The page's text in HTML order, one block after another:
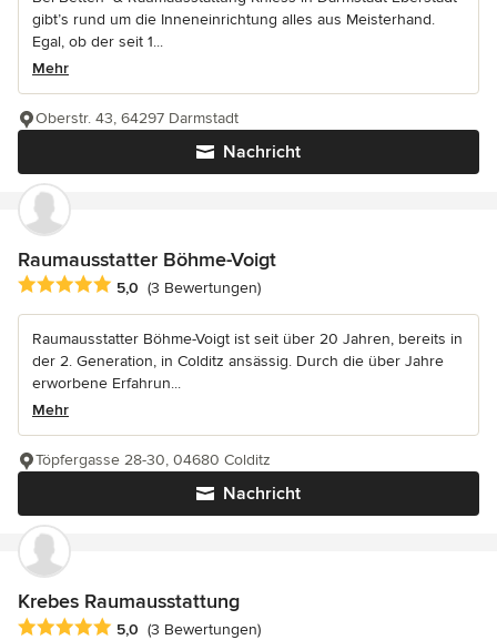
gibt’s rund um die Inneneinrichtung alles aus Meisterhand.
Egal, ob der seit 1...
Mehr
Nachricht
Oberstr. 43, 64297 Darmstadt
Raumausstatter Böhme-Voigt
Durchschnittliche Bewertung: 5 von 5 Sternen
5,0 (3 Bewertungen)
Raumausstatter Böhme-Voigt ist seit über 20 Jahren, bereits in
der 2. Generation, in Colditz ansässig. Durch die über Jahre
erworbene Erfahrun...
Mehr
Nachricht
Töpfergasse 28-30, 04680 Colditz
Krebes Raumausstattung
Durchschnittliche Bewertung: 5 von 5 Sternen
5,0 (3 Bewertungen)